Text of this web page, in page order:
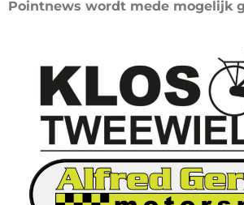
Pointnews wordt mede mogelijk